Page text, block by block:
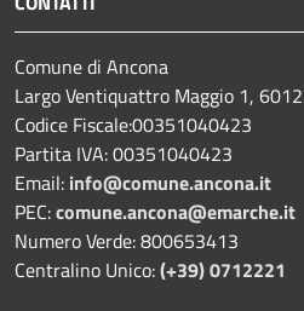
Comune di Ancona
Largo Ventiquattro Maggio 1,
Codice Fiscale:00351040423
Partita IVA: 00351040423
Email: info@comune.ancona.it
PEC:comune.ancona@emarche.it
Numero Verde: 800653413
Centralino Unico:(+39) 0712221